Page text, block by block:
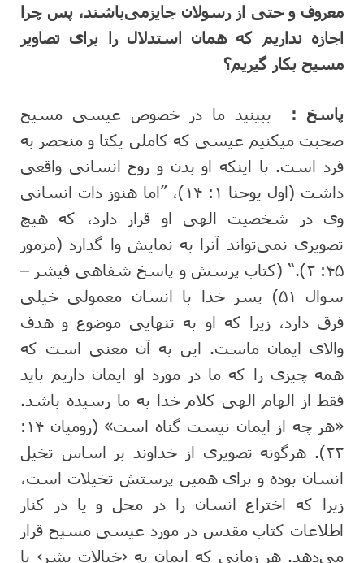
معروف و حتی از رسولان جایزمی‌باشند، پس چرا
اجازه نداریم که همان استدلال را برای تصاویر
مسیح بکار گیریم؟
پاسخ : ببینید ما در خصوص عیسی مسیح
صحبت میکنیم عیسی که کاملن یکتا و منحصر به
فرد است. با اینکه او بدن و روح انسانی واقعی
داشت (اول یوحنا ۱: ۱۴)، ”اما هنوز ذات انسانی
وی در شخصیت الهی او قرار دارد، که هیچ
تصویری نمی‌تواند آنرا به نمایش وا گذارد (مزمور
۴۵: ۲).“ (کتاب پرسش و پاسخ شفاهی فیشر –
سوال ۵۱) پسر خدا با انسان معمولی خیلی
فرق دارد، زیرا که او به تنهایی موضوع و هدف
والای ایمان ماست. این به آن معنی است که
همه چیزی را که ما در مورد او ایمان داریم باید
فقط از الهام الهی کلام خدا به ما رسیده باشد.
«هر چه از ایمان نیست گناه است» (رومیان ۱۴:
۲۳). هرگونه تصویری از خداوند بر اساس تخیل
انسان بوده و برای همین پرستش تخیلات است،
زیرا که اختراع انسان را در محل و یا در کنار
اطلاعات کتاب مقدس در مورد عیسی مسیح قرار
می‌دهد. هر زمانی که ایمان به ‹خیالات بشر› با